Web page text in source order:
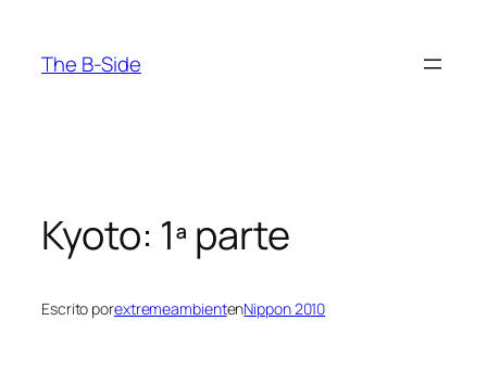
contenido
The B-Side
Kyoto: 1ª parte
Escrito porextremeambientenNippon 2010